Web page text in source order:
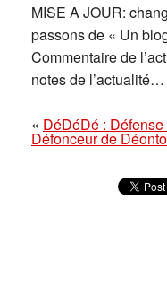
MISE A JOUR:
passons de « Un
Commentaire de
notes de l’actualité…
« DéDéDé : Défense
Défonceur de